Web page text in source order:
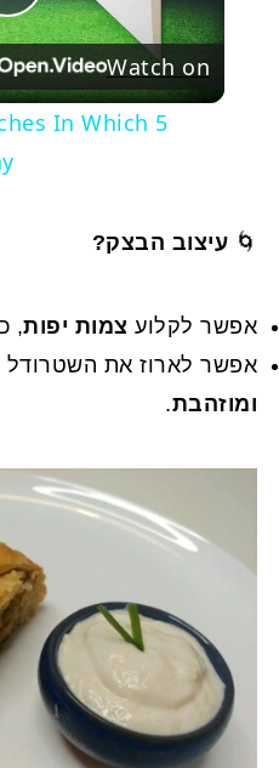
Watch on
In Which
🌀 עיצוב הבצק?
אפשר לקלוע צמות יפות,
אפשר לארוז את השטרודל
ומוזהבת.